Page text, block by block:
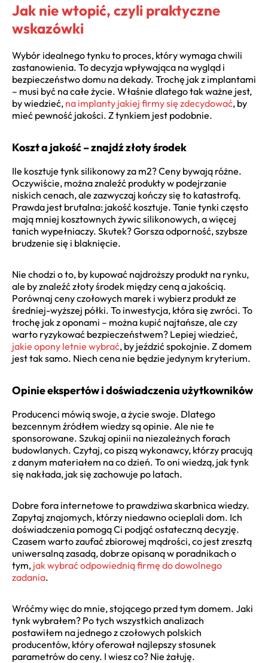
Jak nie wtopić, czyli praktyczne
wskazówki
Wybór idealnego tynku to proces, który wymaga chwili
zastanowienia. To decyzja wpływająca na wygląd i
bezpieczeństwo domu na dekady. Trochę jak z implantami
– musi być na całe życie. Właśnie dlatego tak ważne jest,
by wiedzieć, na implanty jakiej firmy się zdecydować, by
mieć pewność jakości. Z tynkiem jest podobnie.
Koszt a jakość – znajdź złoty środek
Ile kosztuje tynk silikonowy za m2? Ceny bywają różne.
Oczywiście, można znaleźć produkty w podejrzanie
niskich cenach, ale zazwyczaj kończy się to katastrofą.
Prawda jest brutalna: jakość kosztuje. Tanie tynki często
mają mniej kosztownych żywic silikonowych, a więcej
tanich wypełniaczy. Skutek? Gorsza odporność, szybsze
brudzenie się i blaknięcie.
Nie chodzi o to, by kupować najdroższy produkt na rynku,
ale by znaleźć złoty środek między ceną a jakością.
Porównaj ceny czołowych marek i wybierz produkt ze
średniej-wyższej półki. To inwestycja, która się zwróci. To
trochę jak z oponami – można kupić najtańsze, ale czy
warto ryzykować bezpieczeństwem? Lepiej wiedzieć,
jakie opony letnie wybrać, by jeździć spokojnie. Z domem
jest tak samo. Niech cena nie będzie jedynym kryterium.
Opinie ekspertów i doświadczenia użytkowników
Producenci mówią swoje, a życie swoje. Dlatego
bezcennym źródłem wiedzy są opinie. Ale nie te
sponsorowane. Szukaj opinii na niezależnych forach
budowlanych. Czytaj, co piszą wykonawcy, którzy pracują
z danym materiałem na co dzień. To oni wiedzą, jak tynk
się nakłada, jak się zachowuje po latach.
Dobre fora internetowe to prawdziwa skarbnica wiedzy.
Zapytaj znajomych, którzy niedawno ocieplali dom. Ich
doświadczenia pomogą Ci podjąć ostateczną decyzję.
Czasem warto zaufać zbiorowej mądrości, co jest zresztą
uniwersalną zasadą, dobrze opisaną w poradnikach o
tym, jak wybrać odpowiednią firmę do dowolnego
zadania.
Wróćmy więc do mnie, stojącego przed tym domem. Jaki
tynk wybrałem? Po tych wszystkich analizach
postawiłem na jednego z czołowych polskich
producentów, który oferował najlepszy stosunek
parametrów do ceny. I wiesz co? Nie żałuję.